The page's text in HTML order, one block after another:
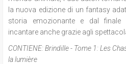
la nuova edizione di un fantasy
storia emozionante e dal finale
incantare anche grazie agli
CONTIENE:Brindille - Tome 1: Les
la lumière